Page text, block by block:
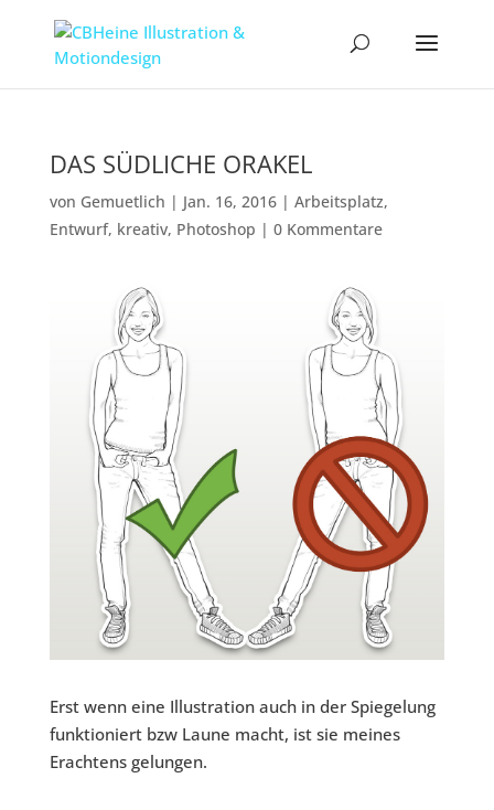
DAS SÜDLICHE ORAKEL
von Gemuetlich | Jan. 16, 2016| Arbeitsplatz,
Entwurf, kreativ, Photoshop | 0 Kommentare
Erst wenn eine Illustration auch in der Spiegelung
funktioniert bzw Laune macht, ist sie meines
Erachtens gelungen.